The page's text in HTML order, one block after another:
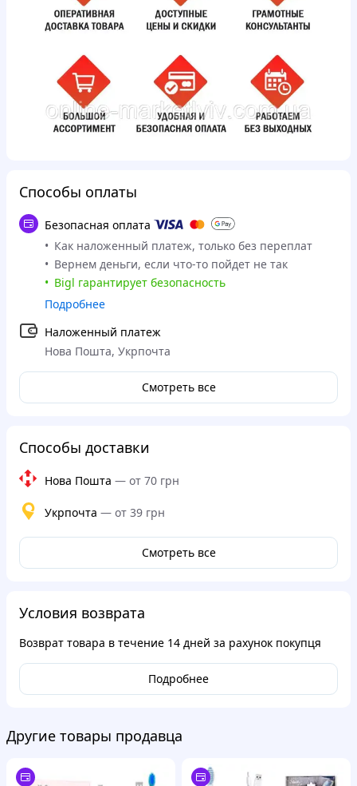
Способы оплаты
Безопасная оплата
Как наложенный платеж, только без переплат
Вернем деньги, если что-то пойдет не так
Bigl гарантирует безопасность
Подробнее
Наложенный платеж
Нова Пошта, Укрпочта
Смотреть все
Способы доставки
Нова Пошта — от 70 грн
Укрпочта — от 39 грн
Смотреть все
Условия возврата
Возврат товара в течение 14 дней за рахунок покупця
Подробнее
Другие товары продавца